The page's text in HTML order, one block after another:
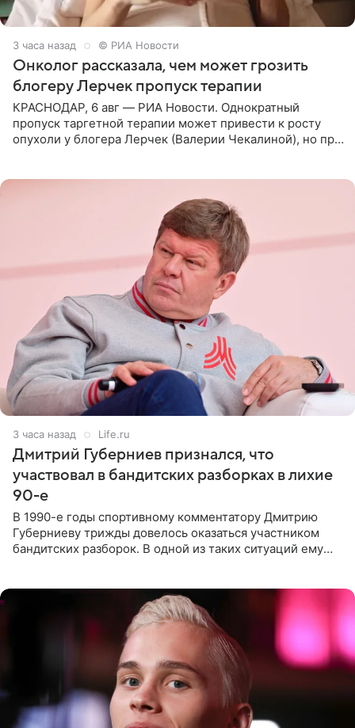
3 часа назад © РИА Новости
Онколог рассказала, чем может грозить
блогеру Лерчек пропуск терапии
КРАСНОДАР, 6 авг — РИА Новости. Однократный
пропуск таргетной терапии может привести к росту
опухоли у блогера Лерчек (Валерии Чекалиной), но при
3 часа назад Life.ru
Дмитрий Губерниев признался, что
участвовал в бандитских разборках в лихие
90-е
В 1990-е годы спортивному комментатору Дмитрию
Губерниеву трижды довелось оказаться участником
бандитских разборок. В одной из таких ситуаций ему